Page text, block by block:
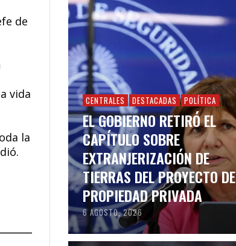
de
vida
la
CENTRALES DESTACADAS POLÍTICA
EL GOBIERNO RETIRÓ EL
CAPÍTULO SOBRE
EXTRANJERIZACIÓN DE
TIERRAS DEL PROYECTO DE
PROPIEDAD PRIVADA
6 AGOSTO, 2026